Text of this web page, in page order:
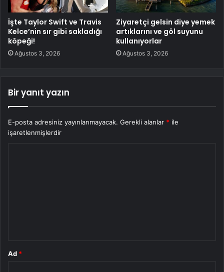
İşte Taylor Swift ve Travis
Kelce’nin sır gibi sakladığı
köpeği!
Ağustos 3, 2026
Ziyaretçi gelsin diye yemek
artıklarını ve göl suyunu
kullanıyorlar
Ağustos 3, 2026
Bir yanıt yazın
E-posta adresiniz yayınlanmayacak. Gerekli alanlar * ile
işaretlenmişlerdir
Ad *